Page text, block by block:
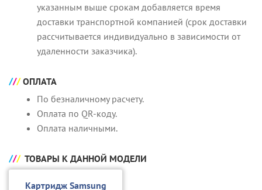
указанным выше срокам добавляется время
доставки транспортной компанией (срок доставки
рассчитывается индивидуально в зависимости от
удаленности заказчика).
ОПЛАТА
По безналичному расчету.
Оплата по QR-коду.
Оплата наличными.
ТОВАРЫ К ДАННОЙ МОДЕЛИ
Картридж Samsung